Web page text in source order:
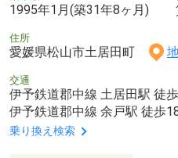
1995年1月(築31年8ヶ月)
住所
愛媛県松山市土居田町
交通
伊予鉄道郡中線 土居田駅 徒
伊予鉄道郡中線 余戸駅 徒歩
乗り換え検索